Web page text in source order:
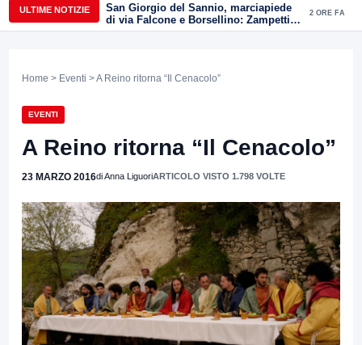
ULTIME NOTIZIE
San Giorgio del Sannio, marciapiede
di via Falcone e Borsellino: Zampetti e
Lombardi replicano alle polemiche
2 ORE FA
Home > Eventi > A Reino ritorna “Il Cenacolo”
EVENTI
A Reino ritorna “Il Cenacolo”
23 MARZO 2016di Anna LiguoriARTICOLO VISTO 1.798 VOLTE